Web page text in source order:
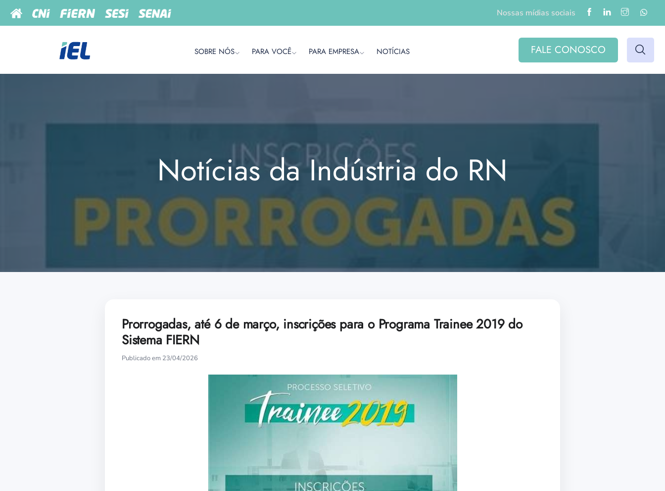
Nossas mídias sociais
SOBRE NÓS PARA VOCÊ PARA EMPRESA NOTÍCIAS FALE CONOSCO
Notícias da Indústria do RN
Prorrogadas, até 6 de março, inscrições para o Programa Trainee 2019 do
Sistema FIERN
Publicado em 23/04/2026